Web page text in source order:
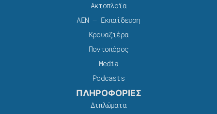
Ακτοπλοϊα
ΑΕΝ – Εκπαίδευση
Κρουαζιέρα
Ποντοπόρος
Media
Podcasts
ΠΛΗΡΟΦΟΡΙΕΣ
Διπλώματα